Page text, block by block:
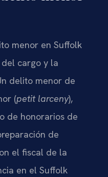
menor en Suffolk
cargo y la
delito menor de
(petit larceny),
de honorarios de
de
el fiscal de la
en el Suffolk